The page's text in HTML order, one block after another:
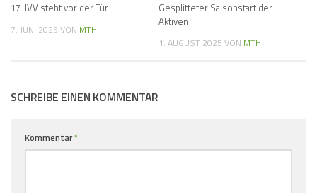
17. IVV steht vor der Tür
7. JUNI 2025 VON MTH
Gesplitteter Saisonstart der
Aktiven
1. AUGUST 2025 VON MTH
SCHREIBE EINEN KOMMENTAR
Kommentar*